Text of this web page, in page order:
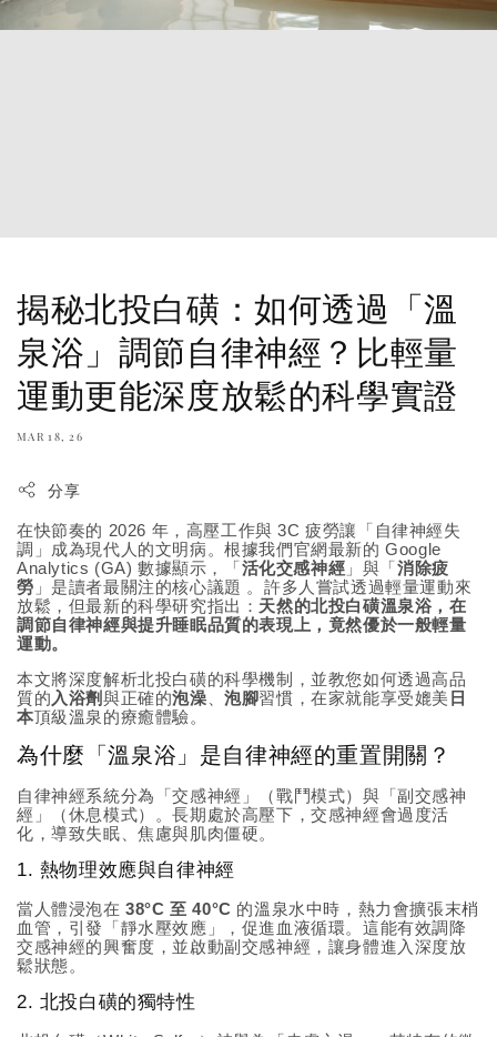
揭秘北投白磺：如何透過「溫
泉浴」調節自律神經？比輕量
運動更能深度放鬆的科學實證
MAR 18, 26
分享
在快節奏的 2026 年，高壓工作與 3C 疲勞讓「自律神經失
調」成為現代人的文明病。根據我們官網最新的 Google
Analytics (GA) 數據顯示，「活化交感神經 」與「消除疲
勞 」是讀者最關注的核心議題 。許多人嘗試透過輕量運動來
放鬆，但最新的科學研究指出： 天然的北投白磺溫泉浴，在
調節自律神經與提升睡眠品質的表現上，竟然優於一般輕量
運動。
本文將深度解析北投白磺的科學機制，並教您如何透過高品
質的 入浴劑與正確的泡澡 、泡腳習慣，在家就能享受媲美 日
本頂級溫泉的療癒體驗。
為什麼「溫泉浴」是自律神經的重置開關？
自律神經系統分為「交感神經」（戰鬥模式）與「副交感神
經」（休息模式）。長期處於高壓下，交感神經會過度活
化，導致失眠、焦慮與肌肉僵硬。
1. 熱物理效應與自律神經
當人體浸泡在38°C 至 40°C 的溫泉水中時，熱力會擴張末梢
血管，引發「靜水壓效應」，促進血液循環。這能有效調降
交感神經的興奮度，並啟動副交感神經，讓身體進入深度放
鬆狀態。
2. 北投白磺的獨特性